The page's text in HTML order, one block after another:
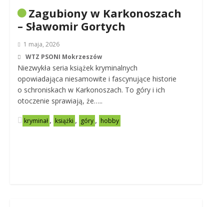
Zagubiony w Karkonoszach
– Sławomir Gortych
1 maja, 2026
WTZ PSONI Mokrzeszów
Niezwykła seria książek kryminalnych
opowiadająca niesamowite i fascynujące historie
o schroniskach w Karkonoszach. To góry i ich
otoczenie sprawiają, że…..
kryminał , książki , góry , hobby